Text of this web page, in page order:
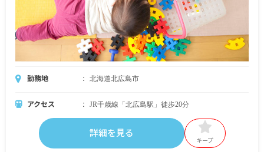
勤務地 北海道北広島市
アクセス JR千歳線「北広島駅」徒歩20分
詳細を見る
キープ